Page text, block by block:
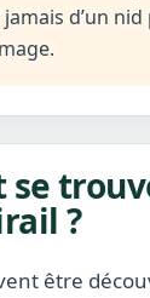
d’un
se
?
être